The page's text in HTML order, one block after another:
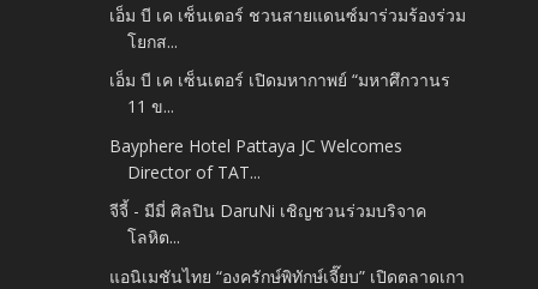
เอ็ม บี เค เซ็นเตอร์ ชวนสายแดนซ์มาร่วมร้องร่วม
โยกส...
เอ็ม บี เค เซ็นเตอร์ เปิดมหากาพย์ “มหาศึกวานร
11 ข...
Bayphere Hotel Pattaya JC Welcomes
Director of TAT...
จีจี้ - มีมี่ ศิลปิน DaruNi เชิญชวนร่วมบริจาค
โลหิต...
แอนิเมชันไทย “องครักษ์พิทักษ์เจี๊ยบ” เปิดตลาดเกา